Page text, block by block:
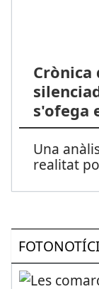
Crònica
s'ofega
Una
realitat